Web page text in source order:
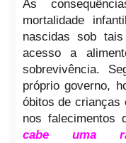
As
mortalidade
nascidas sob
acesso a
sobrevivência.
próprio governo,
óbitos de crianças
nos falecimentos
cabe uma